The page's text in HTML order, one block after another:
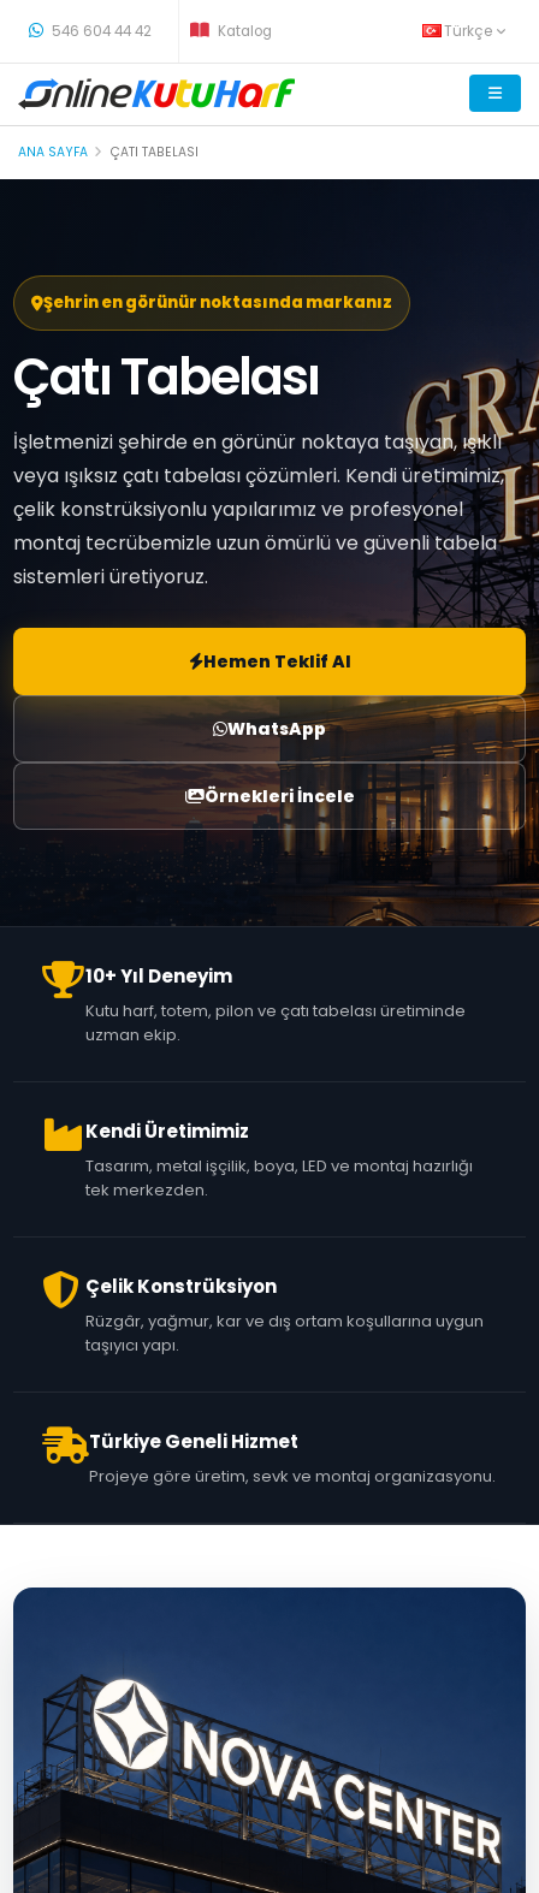
546 604 44 42 Katalog Türkçe
ANA SAYFA ÇATI TABELASI
Şehrin en görünür noktasında markanız
Çatı Tabelası
İşletmenizi şehirde en görünür noktaya taşıyan, ışıklı
veya ışıksız çatı tabelası çözümleri. Kendi üretimimiz,
çelik konstrüksiyonlu yapılarımız ve profesyonel
montaj tecrübemizle uzun ömürlü ve güvenli tabela
sistemleri üretiyoruz.
Hemen Teklif Al
WhatsApp
Örnekleri İncele
10+ Yıl Deneyim
Kutu harf, totem, pilon ve çatı tabelası üretiminde
uzman ekip.
Kendi Üretimimiz
Tasarım, metal işçilik, boya, LED ve montaj hazırlığı
tek merkezden.
Çelik Konstrüksiyon
Rüzgâr, yağmur, kar ve dış ortam koşullarına uygun
taşıyıcı yapı.
Türkiye Geneli Hizmet
Projeye göre üretim, sevk ve montaj organizasyonu.